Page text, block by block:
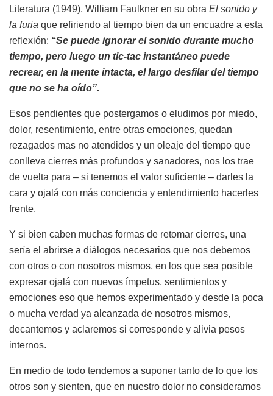
Literatura (1949), William Faulkner en su obra El sonido y
la furia que refiriendo al tiempo bien da un encuadre a esta
reflexión: “Se puede ignorar el sonido durante mucho
tiempo, pero luego un tic-tac instantáneo puede
recrear, en la mente intacta, el largo desfilar del tiempo
que no se ha oído”.
Esos pendientes que postergamos o eludimos por miedo,
dolor, resentimiento, entre otras emociones, quedan
rezagados mas no atendidos y un oleaje del tiempo que
conlleva cierres más profundos y sanadores, nos los trae
de vuelta para – si tenemos el valor suficiente – darles la
cara y ojalá con más conciencia y entendimiento hacerles
frente.
Y si bien caben muchas formas de retomar cierres, una
sería el abrirse a diálogos necesarios que nos debemos
con otros o con nosotros mismos, en los que sea posible
expresar ojalá con nuevos ímpetus, sentimientos y
emociones eso que hemos experimentado y desde la poca
o mucha verdad ya alcanzada de nosotros mismos,
decantemos y aclaremos si corresponde y alivia pesos
internos.
En medio de todo tendemos a suponer tanto de lo que los
otros son y sienten, que en nuestro dolor no consideramos